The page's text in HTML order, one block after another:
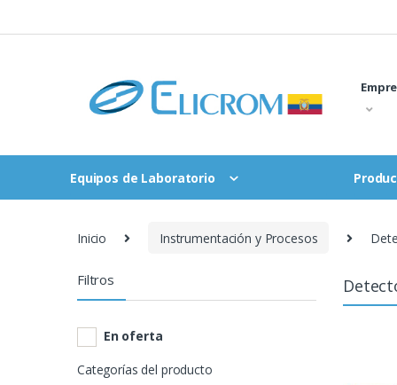
al
Equipos de Laboratorio
Inicio Instrumentación y Procesos
Filtros
En oferta
Categorías del producto